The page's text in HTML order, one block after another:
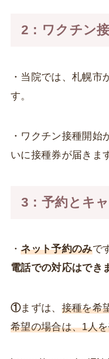
2：ワクチン
・当院では、札幌市
す。
・ワクチン接種開始
いに接種券が届きま
3：予約とキ
・ネット予約のみで
電話での対応はでき
①まずは、 接種を希
希望の場合は、1人